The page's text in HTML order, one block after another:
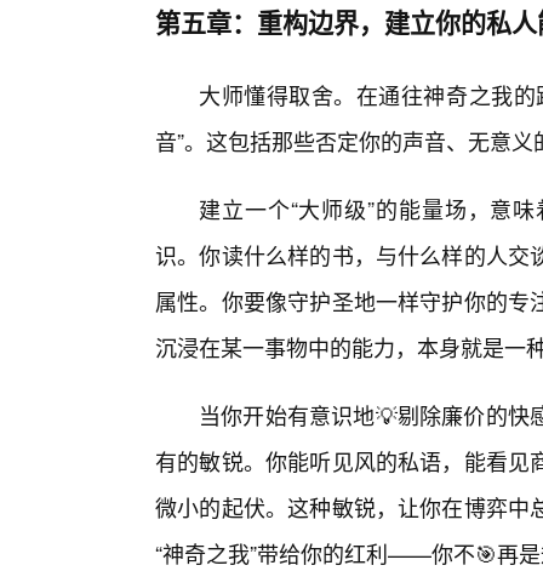
第五章：重构边界，建立你的私
大师懂得取舍。在通往神奇之我
音”。这包括那些否定你的声音、无意
建立一个“大师级”的能量场，意
识。你读什么样的书，与什么样的人
属性。你要像守护圣地一样守护你的
沉浸在某一事物中的能力，本身就是一
当你开始有意识地💡剔除廉价的
有的敏锐。你能听见风的私语，能看
微小的起伏。这种敏锐，让你在博弈
“神奇之我”带给你的红利——你不🎯再